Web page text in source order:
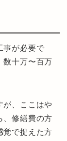
事が必要で
数十万〜百万
が、ここはや
、修繕費の方
覚で捉えた方